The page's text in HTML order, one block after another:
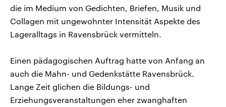
die im Medium von Gedichten, Briefen, Musik und
Collagen mit ungewohnter Intensität Aspekte des
Lageralltags in Ravensbrück vermitteln.
Einen pädagogischen Auftrag hatte von Anfang an
auch die Mahn- und Gedenkstätte Ravensbrück.
Lange Zeit glichen die Bildungs- und
Erziehungsveranstaltungen eher zwanghaften